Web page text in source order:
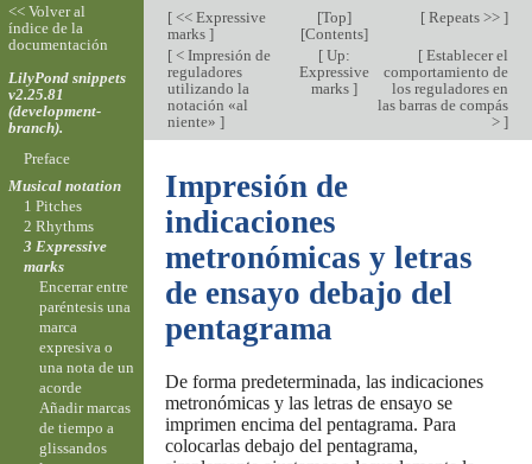
[<< Expressive
marks ]
[Top]
[Contents]
[Repeats >> ]
[< Impresión de
reguladores
utilizando la
notación «al
niente» ]
[Up:
Expressive
marks ]
[Establecer el
comportamiento de
los reguladores en
las barras de compás
> ]
Impresión de
indicaciones
metronómicas y letras
de ensayo debajo del
pentagrama
De forma predeterminada, las indicaciones
metronómicas y las letras de ensayo se
imprimen encima del pentagrama. Para
colocarlas debajo del pentagrama,
<< Volver al
índice de la
documentación
LilyPond snippets
v2.25.81
(development-
branch).
Preface
Musical notation
1 Pitches
2 Rhythms
3 Expressive
marks
Encerrar entre
paréntesis una
marca
expresiva o
una nota de un
acorde
Añadir marcas
de tiempo a
glissandos